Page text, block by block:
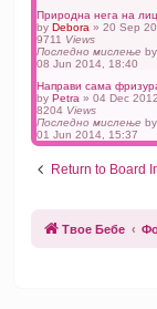
Природна нега на
by Debora » 20 Sep
9711 Views
Последно мислење by
08 Jun 2014, 18:40
Направи сама
by Petra » 04 Dec
8204 Views
Последно мислење by
01 Jun 2014, 15:37
Return to Board
Твое Бебе